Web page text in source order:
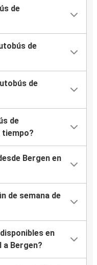
de
de
de
de
tiempo?
Bergen en
de semana de
en
a Bergen?